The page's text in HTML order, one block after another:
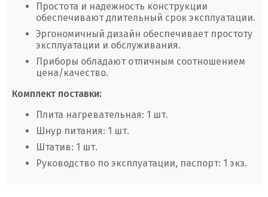
Простота и надежность конструкции
обеспечивают длительный срок эксплуатации.
Эргономичный дизайн обеспечивает простоту
эксплуатации и обслуживания.
Приборы обладают отличным соотношением
цена/качество.
Комплект поставки:
Плита нагревательная: 1 шт.
Шнур питания: 1 шт.
Штатив: 1 шт.
Руководство по эксплуатации, паспорт: 1 экз.